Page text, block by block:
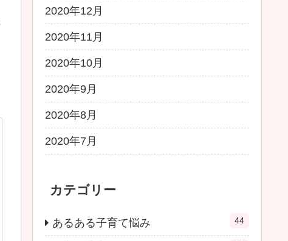
2020年12月
2020年11月
2020年10月
2020年9月
2020年8月
2020年7月
カテゴリー
あるある子育て悩み 44